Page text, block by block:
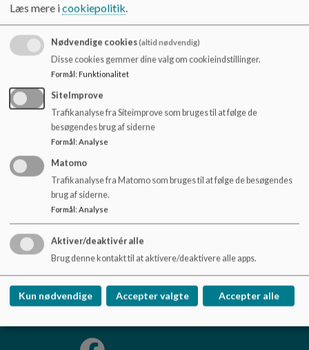
virksomhed. Det er blandt andet principper for
undervisningens organisering og for samarbejdet mellem
skole og hjem.
I vores skolebestyrelsen samarbejder forældre, elever og
skolens personale om Provstegårdskolens udvikling.
Vi består af forældre og medarbejdere, der har samme vision
om fortsat at sikre Provstegårdskolens fremtid som en af
landets bedste skoler.
Provstegårdskolen
Middelfartvej 180, 5200 Odense V
provstegaardskolen.buf@odense.dk
Tlf. 63751900
EAN NR. 5798006606740
Sitemap
Læs mere icookiepolitik.
Nødvendige cookies(altid nødvendig)
Disse cookies gemmer dine valg om cookieindstillinger.
Formål: Funktionalitet
SiteImprove
Trafikanalyse fra Siteimprove som bruges til at følge de
besøgendes brug af siderne
Formål: Analyse
Matomo
Trafikanalyse fra Matomo som bruges til at følge de besøgendes
brug af siderne.
Formål: Analyse
Aktiver/deaktivér alle
Brug denne kontakt til at aktivere/deaktivere alle apps.
Kun nødvendige Accepter valgte Accepter alle